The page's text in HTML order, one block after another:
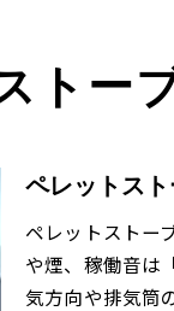
トストーブの設
集地での稼働時
ットストーブ使用
説明や相談で信頼
海道で快適に使う
道の冬に適したペ
トー
ペレットス
ペレットストー
や煙、稼働音は
気方向や排気筒